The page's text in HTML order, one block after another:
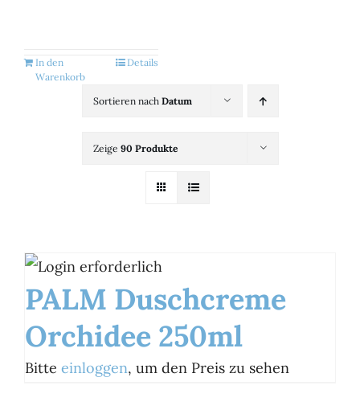
Brands
B2B-Shop
Sortieren nach Datum
Zeige 90 Produkte
PALM Duschcreme
Orchidee 250ml
Bitte einloggen, um den Preis zu sehen
In den
Warenkorb
Details